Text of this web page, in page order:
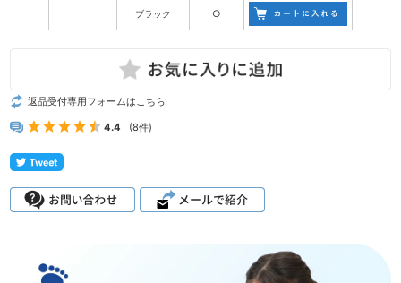
ブラック ○
返品受付専用フォームはこちら
4.4 (8件)